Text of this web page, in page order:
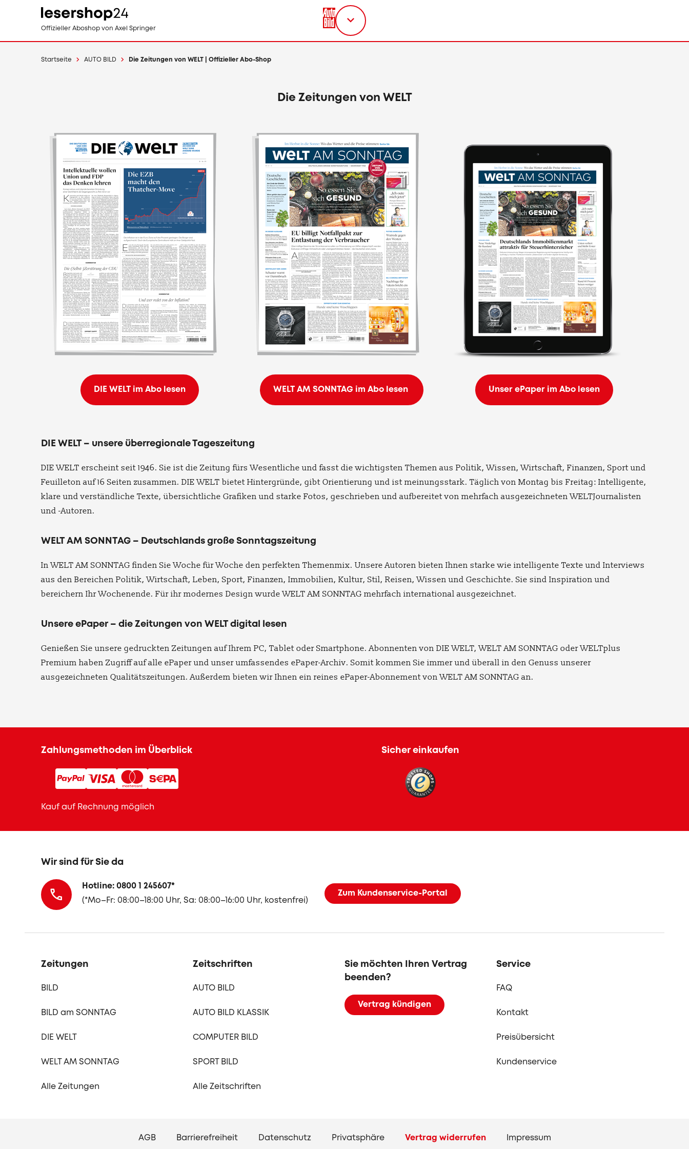
zum
Offizieller Aboshop von Axel Springer
Titel
wählen
Startseite AUTO BILD Die Zeitungen von WELT | Offizieller Abo-Shop
Die Zeitungen von WELT
DIE WELT im Abo lesen WELT AM SONNTAG im Abo lesen Unser ePaper im Abo lesen
DIE WELT – unsere überregionale Tageszeitung
DIE WELT erscheint seit 1946. Sie ist die Zeitung fürs Wesentliche und fasst die wichtigsten Themen aus Politik, Wissen, Wirtschaft, Finanzen, Sport und
Feuilleton auf 16 Seiten zusammen. DIE WELT bietet Hintergründe, gibt Orientierung und ist meinungsstark. Täglich von Montag bis Freitag: Intelligente,
klare und verständliche Texte, übersichtliche Grafiken und starke Fotos, geschrieben und aufbereitet von mehrfach ausgezeichneten WELTJournalisten
und -Autoren.
WELT AM SONNTAG – Deutschlands große Sonntagszeitung
In WELT AM SONNTAG finden Sie Woche für Woche den perfekten Themenmix. Unsere Autoren bieten Ihnen starke wie intelligente Texte und Interviews
aus den Bereichen Politik, Wirtschaft, Leben, Sport, Finanzen, Immobilien, Kultur, Stil, Reisen, Wissen und Geschichte. Sie sind Inspiration und
bereichern Ihr Wochenende. Für ihr modernes Design wurde WELT AM SONNTAG mehrfach international ausgezeichnet.
Unsere ePaper – die Zeitungen von WELT digital lesen
Genießen Sie unsere gedruckten Zeitungen auf Ihrem PC, Tablet oder Smartphone. Abonnenten von DIE WELT, WELT AM SONNTAG oder WELTplus
Premium haben Zugriff auf alle ePaper und unser umfassendes ePaper-Archiv. Somit kommen Sie immer und überall in den Genuss unserer
ausgezeichneten Qualitätszeitungen. Außerdem bieten wir Ihnen ein reines ePaper-Abonnement von WELT AM SONNTAG an.
Zahlungsmethoden im Überblick
Kauf auf Rechnung möglich
Sicher einkaufen
Wir sind für Sie da
Hotline: 0800 1 245607*
(*Mo–Fr: 08:00–18:00 Uhr, Sa: 08:00–16:00 Uhr, kostenfrei)
Zum Kundenservice-Portal
Zeitungen
BILD
BILD am SONNTAG
DIE WELT
WELT AM SONNTAG
Alle Zeitungen
Zeitschriften
AUTO BILD
AUTO BILD KLASSIK
COMPUTER BILD
SPORT BILD
Alle Zeitschriften
Sie möchten Ihren Vertrag
beenden?
Vertrag kündigen
Service
FAQ
Kontakt
Preisübersicht
Kundenservice
AGB Barrierefreiheit Datenschutz Privatsphäre Vertrag widerrufen Impressum